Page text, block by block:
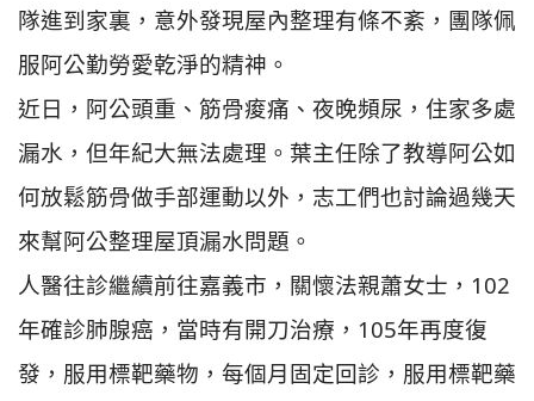
隊進到家裏，意外發現屋內整理有條不紊，團隊佩
服阿公勤勞愛乾淨的精神。
近日，阿公頭重、筋骨痠痛、夜晚頻尿，住家多處
漏水，但年紀大無法處理。葉主任除了教導阿公如
何放鬆筋骨做手部運動以外，志工們也討論過幾天
來幫阿公整理屋頂漏水問題。
人醫往診繼續前往嘉義市，關懷法親蕭女士，102
年確診肺腺癌，當時有開刀治療，105年再度復
發，服用標靶藥物，每個月固定回診，服用標靶藥